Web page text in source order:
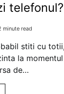
telefonul?
minute read
stiti cu
la
de…